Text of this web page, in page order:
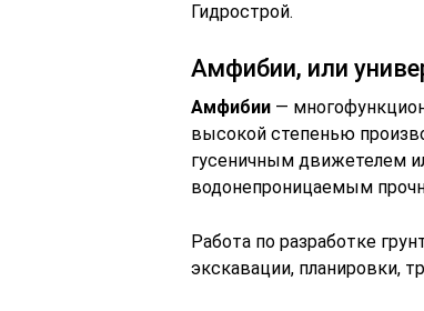
Гидрострой.
Амфибии, или
Амфибии —
высокой степенью
гусеничным движетелем
водонепроницаемым
Работа по разработке
экскавации, планировки,